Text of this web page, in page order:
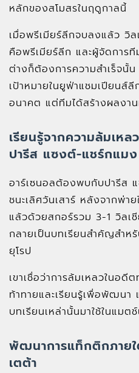
หลักของสโมสรในฤดูกาลนี้
เมื่อพรีเมียร์ลีกจบลงแล้ว วิ
คือพรีเมียร์ลีก และผู้จัดการ
ต่างก็ต้องการความสำเร็จนั้
เป้าหมายในยูฟ่าแชมเปียนส์ลี
อนาคต แต่ทีมได้สร้างผลงา
เรียนรู้จากความล้มเห
ปารีส แซงต์-แชร์กแมง
อาร์เซนอลต้องพบกับปารีส
ชนะเลิศวันเสาร์ หลังจากพ่า
แล้วด้วยสกอร์รวม 3-1 วิลเ
กลายเป็นบทเรียนสำคัญสำห
ยุโรป
เขาเชื่อว่าการล้มเหลวในอ
ท้าทายและเรียนรู้เพื่อพัฒนา
บทเรียนเหล่านั้นมาใช้ในแมต
พัฒนาการแท็กติกภาย
เตต้า